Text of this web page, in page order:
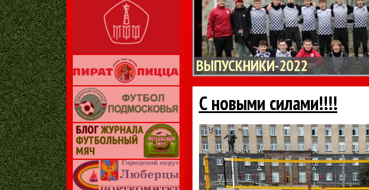
ВЫПУСКНИКИ-2022
С новыми силами!!!!